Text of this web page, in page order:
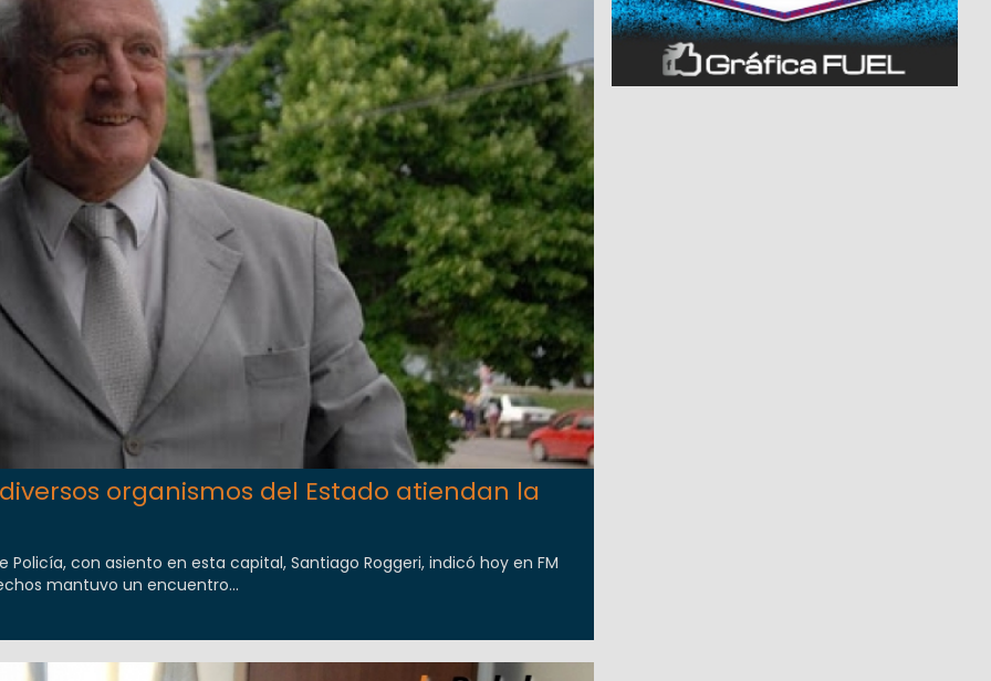
organismos del Estado atiendan la
Policía, con asiento en esta capital, Santiago Roggeri, indicó hoy en FM
mantuvo un encuentro...